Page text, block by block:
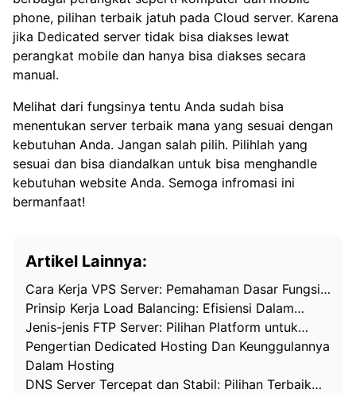
phone, pilihan terbaik jatuh pada Cloud server. Karena
jika Dedicated server tidak bisa diakses lewat
perangkat mobile dan hanya bisa diakses secara
manual.
Melihat dari fungsinya tentu Anda sudah bisa
menentukan server terbaik mana yang sesuai dengan
kebutuhan Anda. Jangan salah pilih. Pilihlah yang
sesuai dan bisa diandalkan untuk bisa menghandle
kebutuhan website Anda. Semoga infromasi ini
bermanfaat!
Artikel Lainnya:
Cara Kerja VPS Server: Pemahaman Dasar Fungsi…
Prinsip Kerja Load Balancing: Efisiensi Dalam…
Jenis-jenis FTP Server: Pilihan Platform untuk…
Pengertian Dedicated Hosting Dan Keunggulannya
Dalam Hosting
DNS Server Tercepat dan Stabil: Pilihan Terbaik…